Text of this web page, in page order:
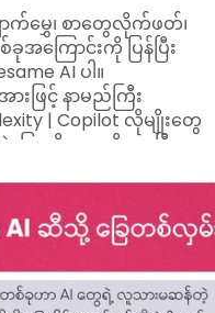
က်မွှေ၊ စာတွေလိုက်ဖတ်၊
ကြောင်းကို ပြန်ပြီး
AI ပါ။
းဖြင့် နာမည်ကြီး
| Copilot လိုမျိုးတွေ
ောလို့၊ မေးလို့ရနေပြီ။​
ယ်လိုချင်တဲ့အဖြေ၊
တိထားမိတာက ဒီလိုမျိုး
Accurate ဖြစ်ပါတယ်
ကို ကျော်သွားပြီတို့မဟုတ်ပဲ
computer to life"